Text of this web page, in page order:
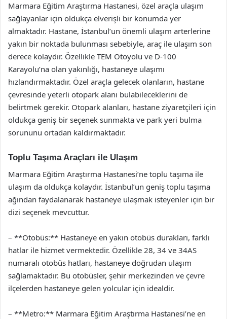
Marmara Eğitim Araştırma Hastanesi, özel araçla ulaşım
sağlayanlar için oldukça elverişli bir konumda yer
almaktadır. Hastane, İstanbul’un önemli ulaşım arterlerine
yakın bir noktada bulunması sebebiyle, araç ile ulaşım son
derece kolaydır. Özellikle TEM Otoyolu ve D-100
Karayolu’na olan yakınlığı, hastaneye ulaşımı
hızlandırmaktadır. Özel araçla gelecek olanların, hastane
çevresinde yeterli otopark alanı bulabileceklerini de
belirtmek gerekir. Otopark alanları, hastane ziyaretçileri için
oldukça geniş bir seçenek sunmakta ve park yeri bulma
sorununu ortadan kaldırmaktadır.
Toplu Taşıma Araçları ile Ulaşım
Marmara Eğitim Araştırma Hastanesi’ne toplu taşıma ile
ulaşım da oldukça kolaydır. İstanbul’un geniş toplu taşıma
ağından faydalanarak hastaneye ulaşmak isteyenler için bir
dizi seçenek mevcuttur.
– **Otobüs:** Hastaneye en yakın otobüs durakları, farklı
hatlar ile hizmet vermektedir. Özellikle 28, 34 ve 34AS
numaralı otobüs hatları, hastaneye doğrudan ulaşım
sağlamaktadır. Bu otobüsler, şehir merkezinden ve çevre
ilçelerden hastaneye gelen yolcular için idealdir.
– **Metro:** Marmara Eğitim Araştırma Hastanesi’ne en